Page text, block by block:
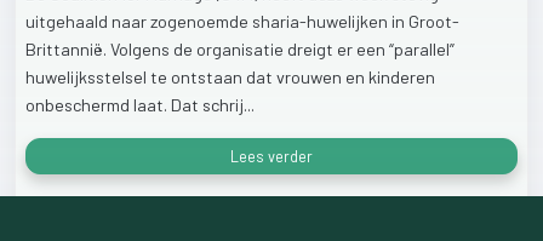
uitgehaald naarzogenoemde sharia-huwelijken in Groot-
Brittannië. Volgens de organisatie dreigt er een “parallel”
huwelijksstelsel te ontstaan dat vrouwen en kinderen
onbeschermd laat. Dat schrij...
Lees verder